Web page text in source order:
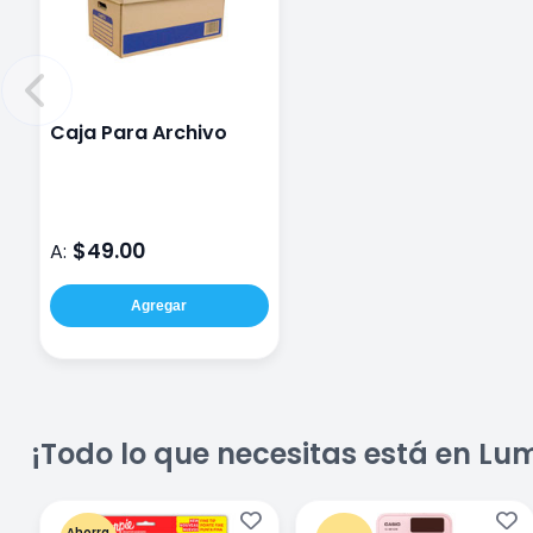
Caja Para Archivo
A: $49.00
Agregar
¡Todo lo que necesitas está en